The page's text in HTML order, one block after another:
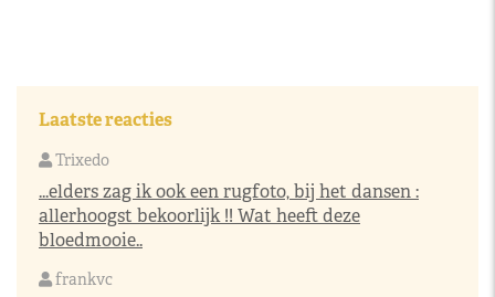
Laatste reacties
Trixedo
...elders zag ik ook een rugfoto, bij het dansen :
allerhoogst bekoorlijk !! Wat heeft deze
bloedmooie..
frankvc